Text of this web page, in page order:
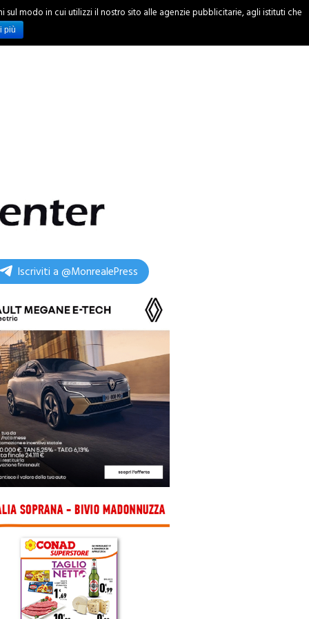
INCHIESTE
Iscriviti a @MonrealePress
modo in cui utilizzi il nostro sito alle agenzie pubblicitarie, agli istituti che
più